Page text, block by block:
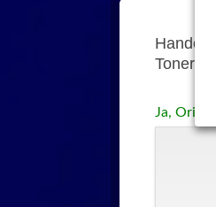
Handelt
Ja,